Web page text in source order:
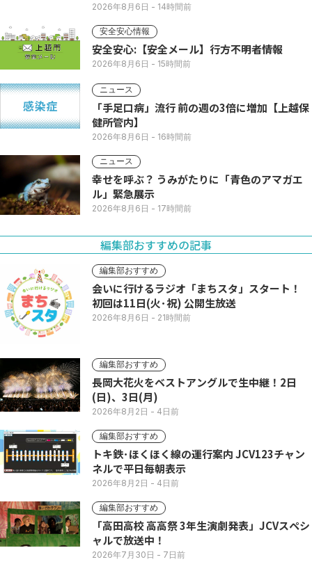
2026年8月6日 - 14時間前
安全安心情報
安全安心:【安全メール】行方不明者情報
2026年8月6日 - 15時間前
ニュース
「手足口病」流行 前の週の3倍に増加【上越保
健所管内】
2026年8月6日 - 16時間前
ニュース
幸せを呼ぶ？ うみがたりに「青色のアマガエ
ル」緊急展示
2026年8月6日 - 17時間前
編集部おすすめの記事
編集部おすすめ
会いに行けるラジオ「まちスタ」スタート！
初回は11日(火･祝) 公開生放送
2026年8月6日 - 21時間前
編集部おすすめ
長岡大花火をベストアングルで生中継！2日
(日)、3日(月)
2026年8月2日 - 4日前
編集部おすすめ
トキ鉄･ほくほく線の運行案内 JCV123チャン
ネルで平日毎朝表示
2026年8月2日 - 4日前
編集部おすすめ
「高田高校 高高祭 3年生演劇発表」JCVスペシ
ャルで放送中！
2026年7月30日 - 7日前